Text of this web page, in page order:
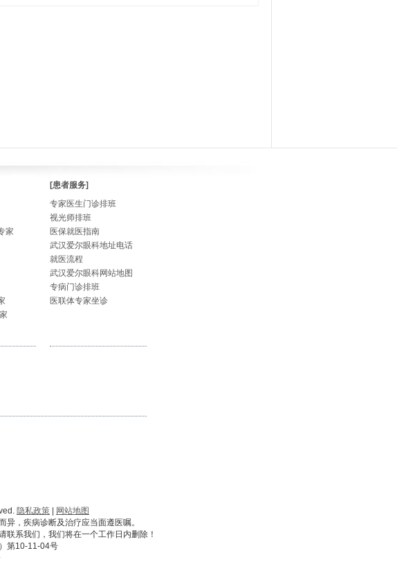
家
[患者服务]
专家医生门诊排班
视光师排班
医保就医指南
武汉爱尔眼科地址电话
就医流程
武汉爱尔眼科网站地图
专病门诊排班
医联体专家坐诊
隐私政策
网站地图
，疾病诊断及治疗应当面遵医嘱。
系我们，我们将在一个工作日内删除！
第10-11-04号